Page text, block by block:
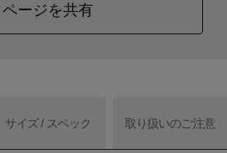
ページを共有
サイズ / スペック 取り扱いのご注意